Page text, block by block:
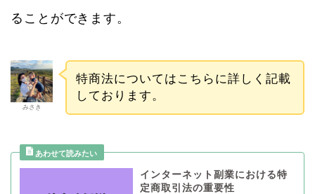
ることができます。
みさき
特商法についてはこちらに詳しく記載
しております。
インターネット副業における特
定商取引法の重要性